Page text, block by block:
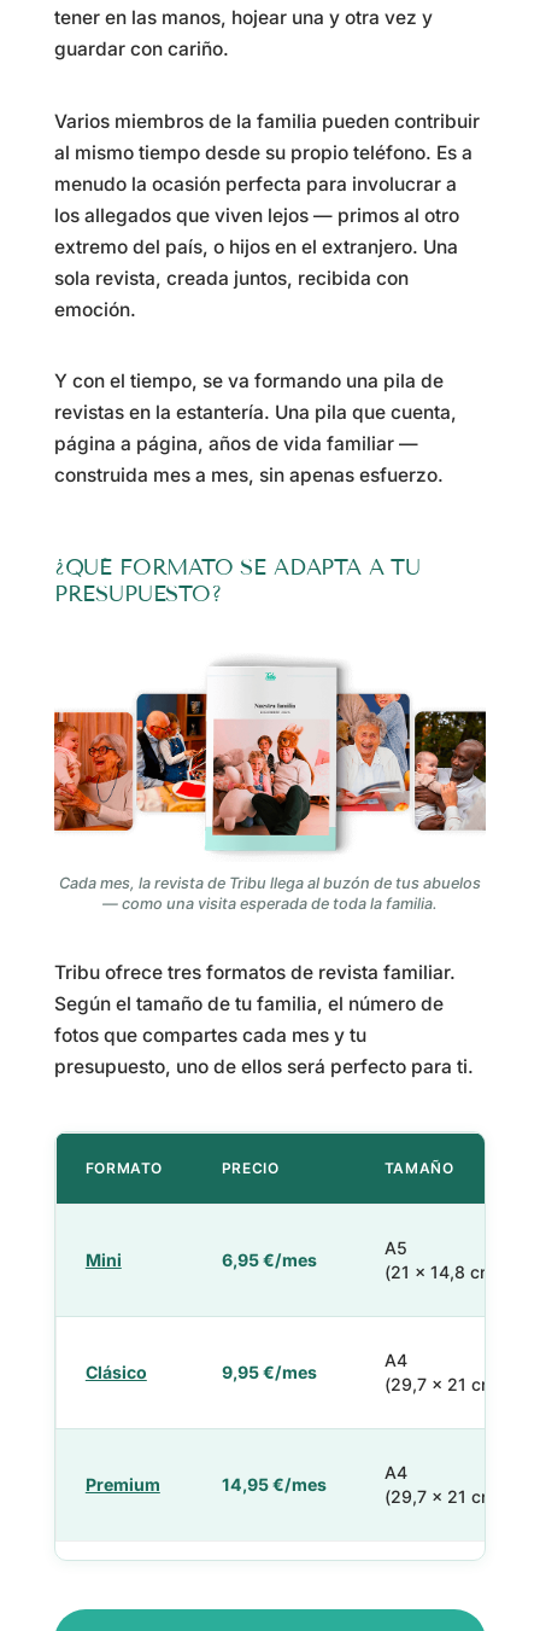
tener en las manos, hojear una y otra vez y
guardar con cariño.
Varios miembros de la familia pueden contribuir
al mismo tiempo desde su propio teléfono. Es a
menudo la ocasión perfecta para involucrar a
los allegados que viven lejos — primos al otro
extremo del país, o hijos en el extranjero. Una
sola revista, creada juntos, recibida con
emoción.
Y con el tiempo, se va formando una pila de
revistas en la estantería. Una pila que cuenta,
página a página, años de vida familiar —
construida mes a mes, sin apenas esfuerzo.
¿QUÉ FORMATO SE ADAPTA A TU
PRESUPUESTO?
Cada mes, la revista de Tribu llega al buzón de tus abuelos
— como una visita esperada de toda la familia.
Tribu ofrece tres formatos de revista familiar.
Según el tamaño de tu familia, el número de
fotos que compartes cada mes y tu
presupuesto, uno de ellos será perfecto para ti.
FORMATO PRECIO TAMAÑO
Mini 6,95 €/mes
A5
(21 × 14,8 cm)
Clásico 9,95 €/mes
A4
(29,7 × 21 cm)
Premium 14,95 €/mes
A4
(29,7 × 21 cm)